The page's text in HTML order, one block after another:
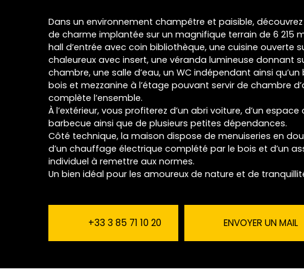
Dans un environnement champêtre et paisible,
de charme implantée sur un magnifique terrain de 6 215
hall d’entrée avec coin bibliothèque, une cuisine ouverte
chaleureux avec insert, une véranda lumineuse donnant
chambre, une salle d’eau, un WC indépendant ainsi
bois et mezzanine à l’étage pouvant servir de chambre
complète l’ensemble.
À l’extérieur, vous profiterez d’un abri voiture, d’un
barbecue ainsi que de plusieurs petites dépendances.
Côté technique, la maison dispose de menuiseries en
d’un chauffage électrique complété par le bois et d’un
individuel à remettre aux normes.
Un bien idéal pour les amoureux de nature et de
+33 3 85 71 10 20 ENVOYER UN MAIL